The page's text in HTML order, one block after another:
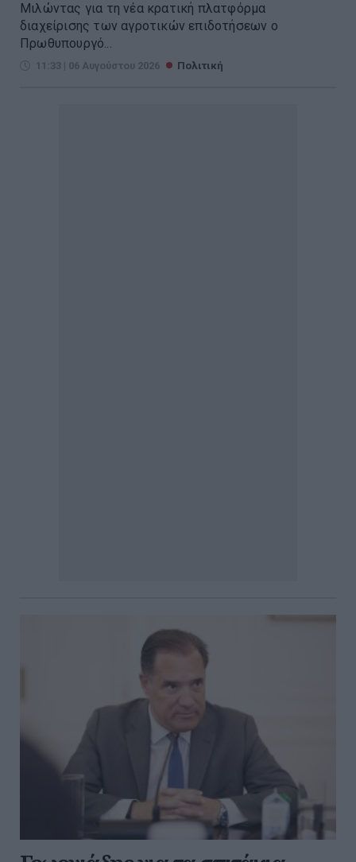
Μιλώντας για τη νέα κρατική πλατφόρμα
διαχείρισης των αγροτικών επιδοτήσεων ο
Πρωθυπουργό...
11:33 | 06 Αυγούστου 2026 Πολιτική